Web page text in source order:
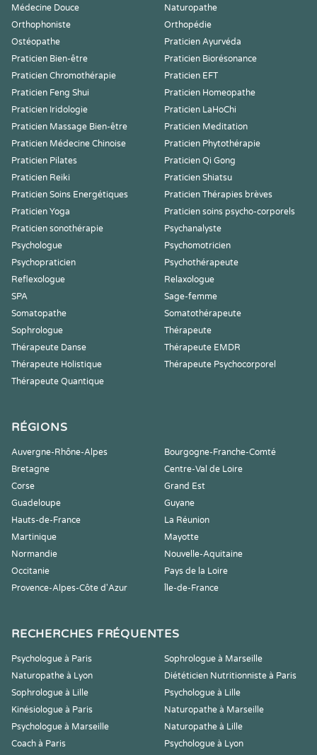
Médecine Douce
Naturopathe
Orthophoniste
Orthopédie
Ostéopathe
Praticien Ayurvéda
Praticien Bien-être
Praticien Biorésonance
Praticien Chromothérapie
Praticien EFT
Praticien Feng Shui
Praticien Homeopathe
Praticien Iridologie
Praticien LaHoChi
Praticien Massage Bien-être
Praticien Meditation
Praticien Médecine Chinoise
Praticien Phytothérapie
Praticien Pilates
Praticien Qi Gong
Praticien Reiki
Praticien Shiatsu
Praticien Soins Energétiques
Praticien Thérapies brèves
Praticien Yoga
Praticien soins psycho-corporels
Praticien sonothérapie
Psychanalyste
Psychologue
Psychomotricien
Psychopraticien
Psychothérapeute
Reflexologue
Relaxologue
SPA
Sage-femme
Somatopathe
Somatothérapeute
Sophrologue
Thérapeute
Thérapeute Danse
Thérapeute EMDR
Thérapeute Holistique
Thérapeute Psychocorporel
Thérapeute Quantique
RÉGIONS
Auvergne-Rhône-Alpes
Bourgogne-Franche-Comté
Bretagne
Centre-Val de Loire
Corse
Grand Est
Guadeloupe
Guyane
Hauts-de-France
La Réunion
Martinique
Mayotte
Normandie
Nouvelle-Aquitaine
Occitanie
Pays de la Loire
Provence-Alpes-Côte d'Azur
Île-de-France
RECHERCHES FRÉQUENTES
Psychologue à Paris
Sophrologue à Marseille
Naturopathe à Lyon
Diététicien Nutritionniste à Paris
Sophrologue à Lille
Psychologue à Lille
Kinésiologue à Paris
Naturopathe à Marseille
Psychologue à Marseille
Naturopathe à Lille
Coach à Paris
Psychologue à Lyon